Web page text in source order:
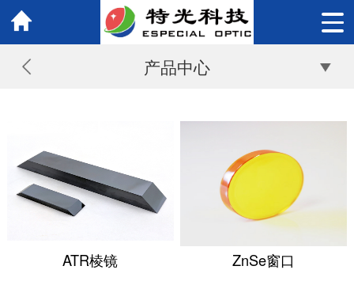
产品中心
ATR棱镜 ZnSe窗口